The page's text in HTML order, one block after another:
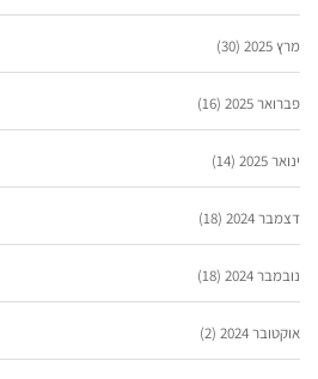
מרץ 2025 (30)
פברואר 2025 (16)
ינואר 2025 (14)
דצמבר 2024 (18)
נובמבר 2024 (18)
אוקטובר 2024 (2)